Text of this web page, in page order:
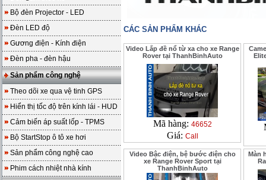
Bộ đèn Projector - LED
Đèn LED độ
Gương điện - Kính điện
Đèn pha - đèn hậu
Sản phẩm công nghệ
Theo dõi xe qua vệ tinh GPS
Hiển thị tốc độ trên kính lái - HUD
Cảm biến áp suất lốp - TPMS
Bộ StartStop ô tô xe hơi
Sản phẩm công nghệ cao
Phim cách nhiệt nhà kính
CÁC SẢN PHẨM KHÁC
Video Lắp đề nổ từ xa cho xe Range
Rover tại ThanhBinhAuto
Mã hàng: 46652
Giá: Call
Video Bậc điện, bệ bước điện cho
xe Range Rover Sport tại
ThanhBinhAuto
Màn